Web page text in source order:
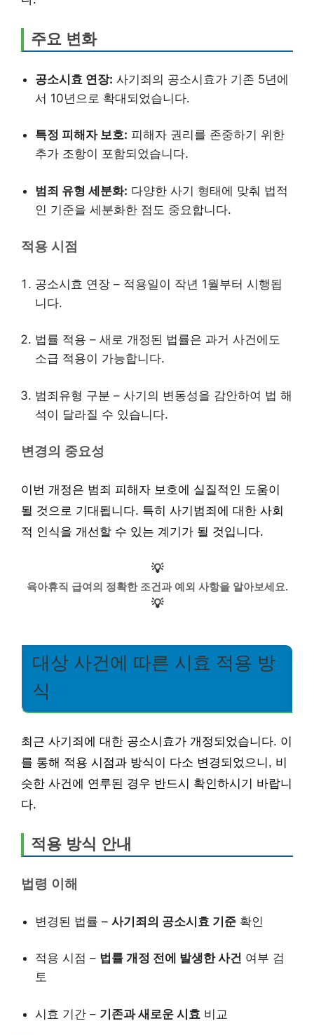
주요 변화
공소시효 연장: 사기죄의 공소시효가 기존 5년에
서 10년으로 확대되었습니다.
특정 피해자 보호: 피해자 권리를 존중하기 위한
추가 조항이 포함되었습니다.
범죄 유형 세분화: 다양한 사기 형태에 맞춰 법적
인 기준을 세분화한 점도 중요합니다.
적용 시점
공소시효 연장 – 적용일이 작년 1월부터 시행됩
니다.
법률 적용 – 새로 개정된 법률은 과거 사건에도
소급 적용이 가능합니다.
범죄유형 구분 – 사기의 변동성을 감안하여 법 해
석이 달라질 수 있습니다.
변경의 중요성
이번 개정은 범죄 피해자 보호에 실질적인 도움이
될 것으로 기대됩니다. 특히 사기범죄에 대한 사회
적 인식을 개선할 수 있는 계기가 될 것입니다.
💡
육아휴직 급여의 정확한 조건과 예외 사항을 알아보세요.
💡
대상 사건에 따른 시효 적용 방
식
최근 사기죄에 대한 공소시효가 개정되었습니다. 이
를 통해 적용 시점과 방식이 다소 변경되었으니, 비
슷한 사건에 연루된 경우 반드시 확인하시기 바랍니
다.
적용 방식 안내
법령 이해
변경된 법률 – 사기죄의 공소시효 기준 확인
적용 시점 – 법률 개정 전에 발생한 사건 여부 검
토
시효 기간 – 기존과 새로운 시효 비교